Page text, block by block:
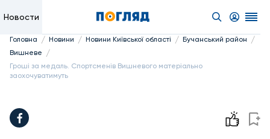
Новости
Головна / Новини / Новини Київської області / Бучанський район /
Вишневе /
Гроші за медаль. Спортсменів Вишневого матеріально
заохочуватимуть